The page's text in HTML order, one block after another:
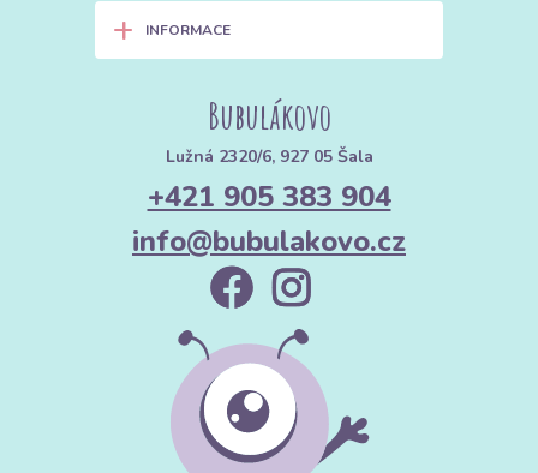
+ INFORMACE
Bubulákovo
Lužná 2320/6, 927 05 Šala
+421 905 383 904
info@bubulakovo.cz